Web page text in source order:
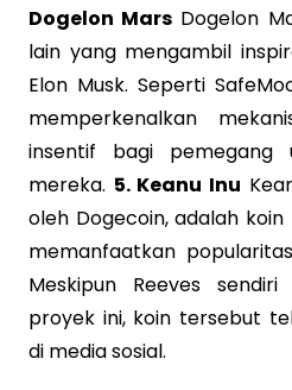
Dogelon Mars Dogelon
lain yang mengambil
Elon Musk. Seperti
memperkenalkan
insentif bagi pemegang
mereka. 5. Keanu Inu
oleh Dogecoin, adalah
memanfaatkan
Meskipun Reeves
proyek ini, koin tersebut
di media sosial.